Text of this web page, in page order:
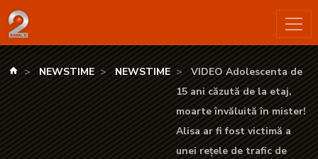
VIDEO Adolescenta de 15 ani căzută de la etaj, moarte
kanald.ro
NEWSTIME NEWSTIME
VIDEO Adolescenta de
15 ani căzută de la etaj,
moarte învăluită în mister!
Alisa ar fi fost victimă a
unei rețele de trafic de